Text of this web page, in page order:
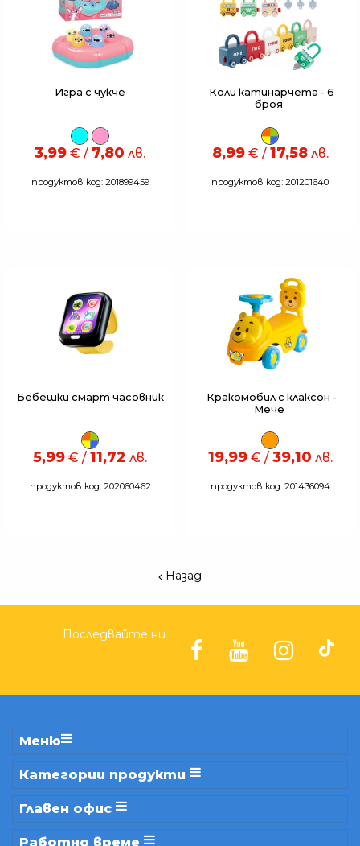
Игра с чукче
3,99 € / 7,80 лв.
продуктов код: 201899459
Коли катинарчета - 6
броя
8,99€ / 17,58лв.
продуктов код: 201201640
Бебешки смарт часовник
5,99 € / 11,72 лв.
продуктов код: 202060462
Кракомобил с клаксон -
Мече
19,99€ / 39,10 лв.
продуктов код: 201436094
Назад
Последвайте ни
Меню
Категории продукти
Главен офис
Работно време